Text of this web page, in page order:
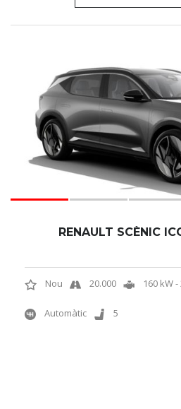
RENAULT SCÈNIC
Nou 20.000 160 kW -
Automàtic 5